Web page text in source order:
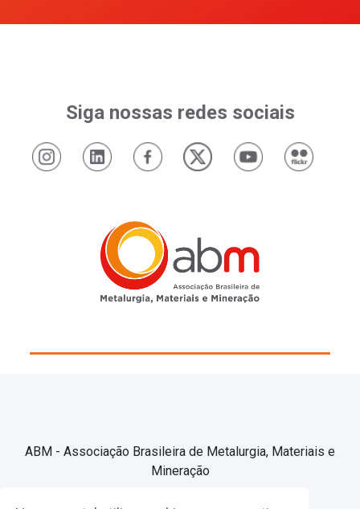
Siga nossas redes sociais
ABM - Associação Brasileira de Metalurgia, Materiais e
Mineração